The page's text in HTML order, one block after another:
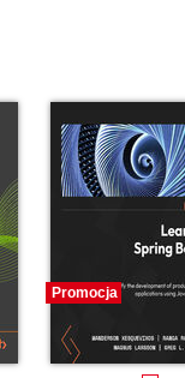
Promocja